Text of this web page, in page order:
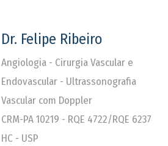
Dr. Felipe Ribeiro
Angiologia - Cirurgia Vascular e
Endovascular - Ultrassonografia
Vascular com Doppler
CRM-PA 10219 - RQE 4722/RQE 6237
HC - USP